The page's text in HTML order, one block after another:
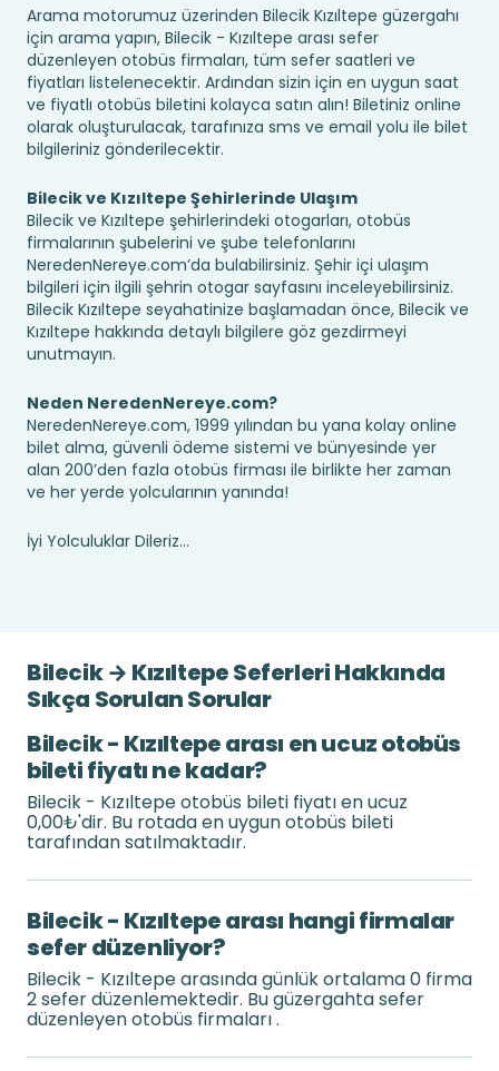
Arama motorumuz üzerinden Bilecik Kızıltepe güzergahı
için arama yapın, Bilecik - Kızıltepe arası sefer
düzenleyen otobüs firmaları, tüm sefer saatleri ve
fiyatları listelenecektir. Ardından sizin için en uygun saat
ve fiyatlı otobüs biletini kolayca satın alın! Biletiniz online
olarak oluşturulacak, tarafınıza sms ve email yolu ile bilet
bilgileriniz gönderilecektir.
Bilecik ve Kızıltepe Şehirlerinde Ulaşım
Bilecik ve Kızıltepe şehirlerindeki otogarları, otobüs
firmalarının şubelerini ve şube telefonlarını
NeredenNereye.com’da bulabilirsiniz. Şehir içi ulaşım
bilgileri için ilgili şehrin otogar sayfasını inceleyebilirsiniz.
Bilecik Kızıltepe seyahatinize başlamadan önce, Bilecik ve
Kızıltepe hakkında detaylı bilgilere göz gezdirmeyi
unutmayın.
Neden NeredenNereye.com?
NeredenNereye.com, 1999 yılından bu yana kolay online
bilet alma, güvenli ödeme sistemi ve bünyesinde yer
alan 200’den fazla otobüs firması ile birlikte her zaman
ve her yerde yolcularının yanında!
İyi Yolculuklar Dileriz...
Bilecik → Kızıltepe Seferleri Hakkında
Sıkça Sorulan Sorular
Bilecik - Kızıltepe arası en ucuz otobüs
bileti fiyatı ne kadar?
Bilecik - Kızıltepe otobüs bileti fiyatı en ucuz
0,00₺'dir. Bu rotada en uygun otobüs bileti
tarafından satılmaktadır.
Bilecik - Kızıltepe arası hangi firmalar
sefer düzenliyor?
Bilecik - Kızıltepe arasında günlük ortalama 0 firma
2 sefer düzenlemektedir. Bu güzergahta sefer
düzenleyen otobüs firmaları .